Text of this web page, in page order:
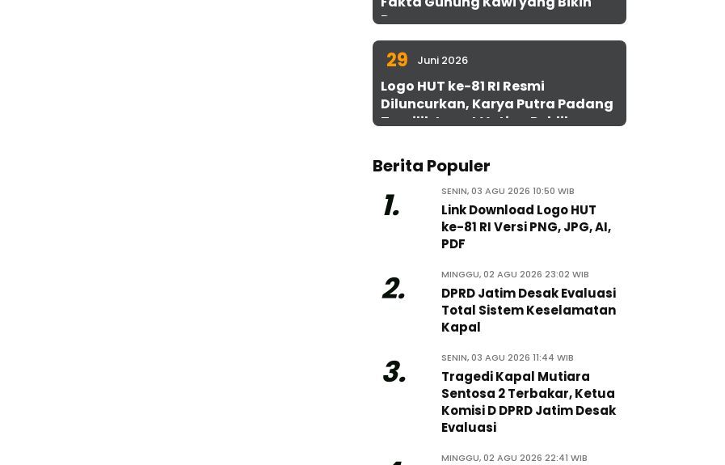
Penasaran
29 Juni 2026
Logo HUT ke-81 RI Resmi
Diluncurkan, Karya Putra Padang
Terpilih Lewat Voting Publik
Berita Populer
1. SENIN, 03 AGU 2026 10:50 WIB
Link Download Logo HUT
ke-81 RI Versi PNG, JPG, AI,
PDF
2. MINGGU, 02 AGU 2026 23:02 WIB
DPRD Jatim Desak Evaluasi
Total Sistem Keselamatan
Kapal
3. SENIN, 03 AGU 2026 11:44 WIB
Tragedi Kapal Mutiara
Sentosa 2 Terbakar, Ketua
Komisi D DPRD Jatim Desak
Evaluasi
MINGGU, 02 AGU 2026 22:41 WIB